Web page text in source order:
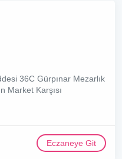
36C Gürpınar Mezarlık
Market Karşısı
Eczaneye Git